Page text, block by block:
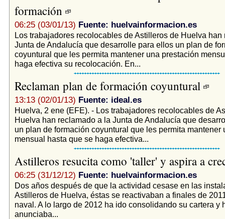
formación
06:25 (03/01/13) Fuente: huelvainformacion.es
Los trabajadores recolocables de Astilleros de Huelva han
Junta de Andalucía que desarrolle para ellos un plan de
coyuntural que les permita mantener una prestación
haga efectiva su recolocación. En...
Reclaman plan de formación coyuntural
13:13 (02/01/13) Fuente: ideal.es
Huelva, 2 ene (EFE). - Los trabajadores recolocables de
Huelva han reclamado a la Junta de Andalucía que
un plan de formación coyuntural que les permita mantener
mensual hasta que se haga efectiva...
Astilleros resucita como 'taller' y aspira a
06:25 (31/12/12) Fuente: huelvainformacion.es
Dos años después de que la actividad cesase en las
Astilleros de Huelva, éstas se reactivaban a finales de
naval. A lo largo de 2012 ha ido consolidando su cartera y
anunciaba...